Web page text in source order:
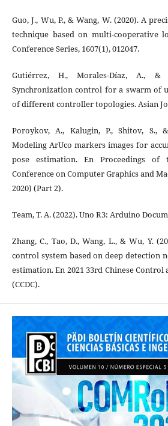
Guo, J., Wu, P., & Wang, W. (2020). A
technique based on multi-cooperative
Conference Series, 1607(1), 012047.
Gutiérrez, H., Morales-Díaz, A., &
Synchronization control for a swarm of
of different controller topologies. Asian
Poroykov, A., Kalugin, P., Shitov, S.,
Modeling ArUco markers images for
pose estimation. En Proceedings of
Conference on Computer Graphics and
2020) (Part 2).
Team, T. A. (2022). Uno R3: Arduino
Zhang, C., Tao, D., Wang, L., & Wu, Y.
control system based on deep detection
estimation. En 2021 33rd Chinese Control
(CCDC).